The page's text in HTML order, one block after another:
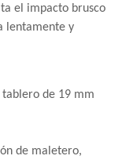
el impacto brusco
lentamente y
de 19 mm
de maletero,